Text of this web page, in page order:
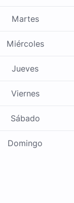
Martes
Miércoles
Jueves
Viernes
Sábado
Domingo